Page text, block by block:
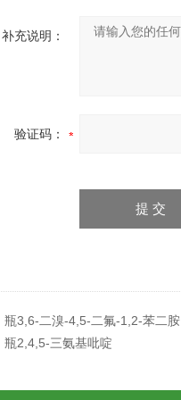
补充说明：
验证码：
瓶3,6-二溴-4,5-二氟-1,2-苯二胺
瓶2,4,5-三氨基吡啶